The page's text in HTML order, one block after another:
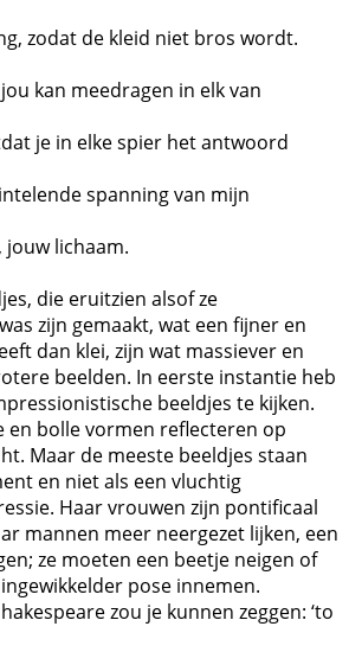
zodat de kleid niet bros wordt.
kan meedragen in elk van
je in elke spier het antwoord
spanning van mijn
lichaam.
die eruitzien alsof ze
zijn gemaakt, wat een fijner en
dan klei, zijn wat massiever en
beelden. In eerste instantie heb
beeldjes te kijken.
en bolle vormen reflecteren op
Maar de meeste beeldjes staan
en niet als een vluchtig
Haar vrouwen zijn pontificaal
mannen meer neergezet lijken, een
ze moeten een beetje neigen of
pose innemen.
zou je kunnen zeggen: ‘to